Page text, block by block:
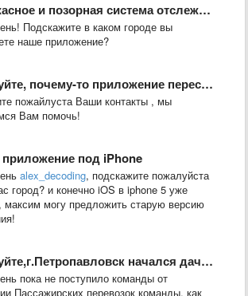
позорная система отслеживания ГПС. а автобусы ездят …
Подскажите в каком городе вы
наше приложение?
приложение перестало работать на айфоне, уже переустанавливала несколько …
пожайлуста Ваши контакты , мы
Вам помочь!
под iPhone
alex_decoding, подскажите пожалуйста
город? и конечно iOS в iphone 5 уже
максим могу предложить старую версию
начался дачный сезон пожалуйста добавьте дачные автобусы в приложение
пока не поступило команды от
Пассажирских перевозок команды, как